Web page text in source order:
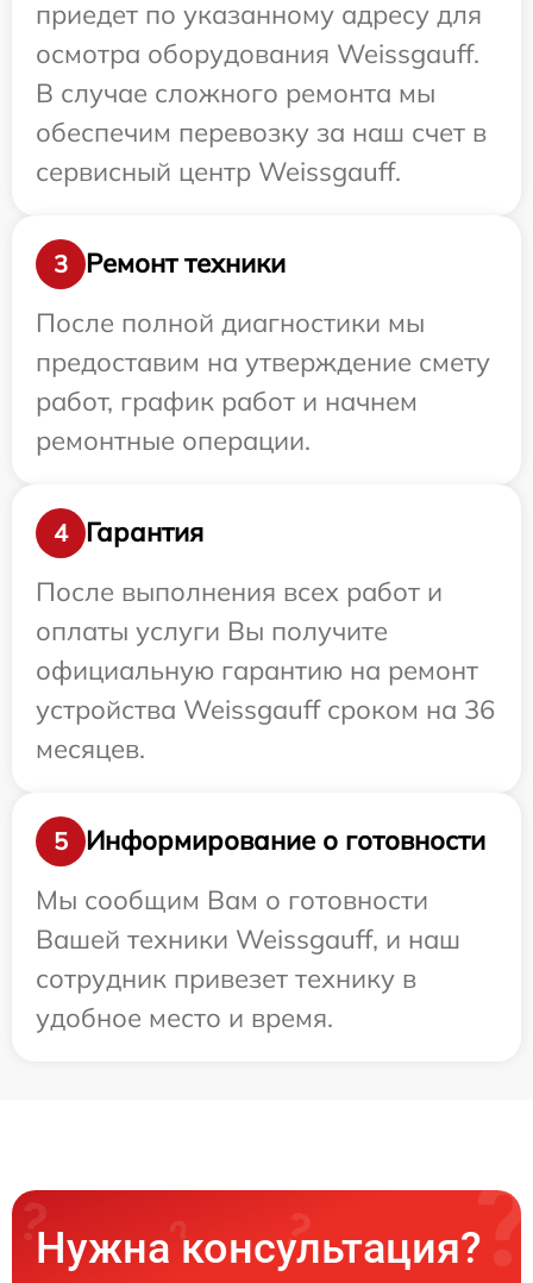
приедет по указанному адресу для
осмотра оборудования Weissgauff.
В случае сложного ремонта мы
обеспечим перевозку за наш счет в
сервисный центр Weissgauff.
3
Ремонт техники
После полной диагностики мы
предоставим на утверждение смету
работ, график работ и начнем
ремонтные операции.
4
Гарантия
После выполнения всех работ и
оплаты услуги Вы получите
официальную гарантию на ремонт
устройства Weissgauff сроком на 36
месяцев.
5
Информирование о готовности
Мы сообщим Вам о готовности
Вашей техники Weissgauff, и наш
сотрудник привезет технику в
удобное место и время.
Нужна консультация?